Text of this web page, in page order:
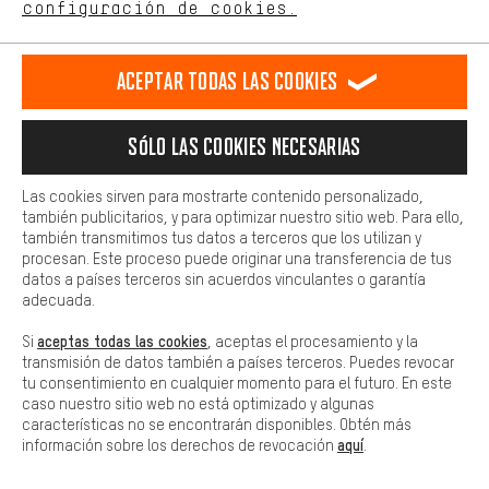
Llamada Programada
Nuestra política de privacidad
español
ES english
EN Deutsch
DE français
FR
RESCINDIR EL CONTRATO Comunidad de Aquisgrán Programa de afiliados
Aviso Legal
Plataforma de reportes Reciclaje de baterias
Configuración de las cookies Ajusta el contraste
Todos los precios indicados son en euros e sin MwSt, más
gastos de envío aEstados Unidos.
configuración de cookies.
Más confort
cookies de comodidad, creamos enlaces a plataformas de redes
sociales. Esto nos permite proporcionarle más contenido e
adicionales que le ayudarán a encontrar los productos adecuados.
preguntas de forma rápida y sencilla.
Básica
Las cookies básicas aseguran que puedas usar nuestro sitio web.
Aceptar todas las cookies
Sólo las cookies necesarias
Las cookies sirven para mostrarte contenido personalizado,
también publicitarios, y para optimizar nuestro sitio web. Para ello,
también transmitimos tus datos a terceros que los utilizan y
procesan. Este proceso puede originar una transferencia de tus
datos a países terceros sin acuerdos vinculantes o garantía
adecuada.
Si aceptas todas las cookies , aceptas el procesamiento y la
transmisión de datos también a países terceros. Puedes revocar
tu consentimiento en cualquier momento para el futuro. En este
caso nuestro sitio web no está optimizado y algunas
características no se encontrarán disponibles. Obtén más
información sobre los derechos de revocación aquí.